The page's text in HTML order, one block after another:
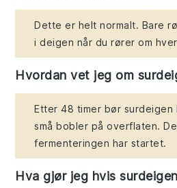
Dette er helt normalt. Bare
i deigen når du rører om
Hvordan vet jeg om
Etter 48 timer bør surdeigen
små bobler på overflaten.
fermenteringen har startet.
Hva gjør jeg hvis